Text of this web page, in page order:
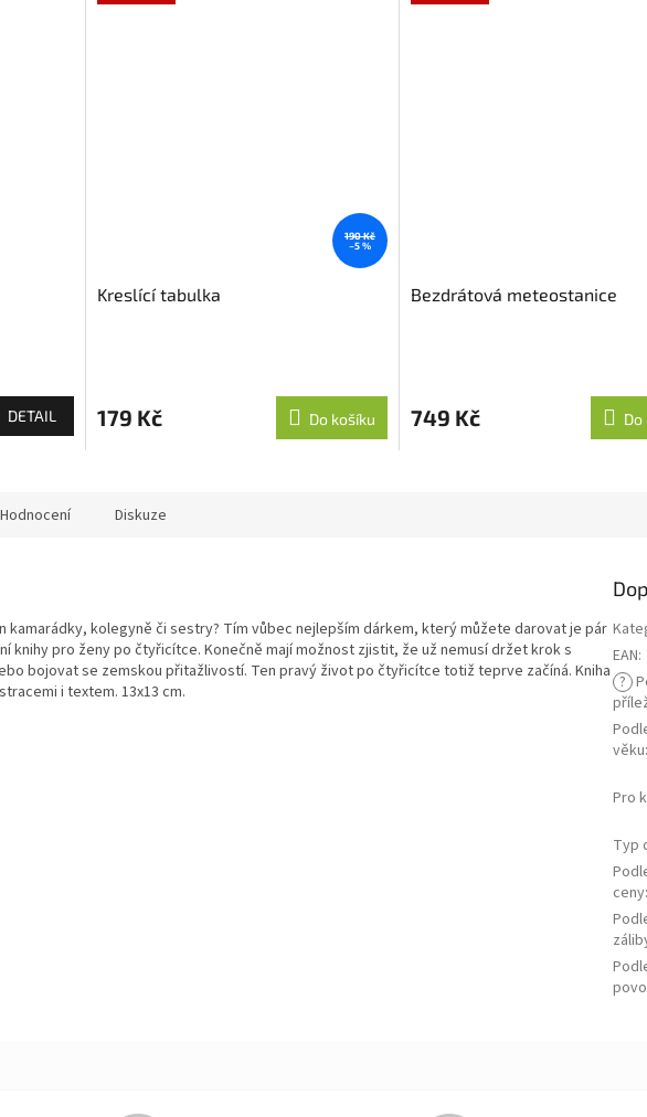
DETAIL
190 Kč
–5 %
Kreslící tabulka
179 Kč Do košíku
Bezdrátová meteostanice
749 Kč Do
Hodnocení Diskuze
kamarádky, kolegyně či sestry? Tím vůbec nejlepším dárkem, který můžete darovat je pár
knihy pro ženy po čtyřicítce. Konečně mají možnost zjistit, že už nemusí držet krok s
bojovat se zemskou přitažlivostí. Ten pravý život po čtyřicítce totiž teprve začíná. Kniha
i textem. 13x13 cm.
EAN:
?
věku:
Pro
Typ
ceny: